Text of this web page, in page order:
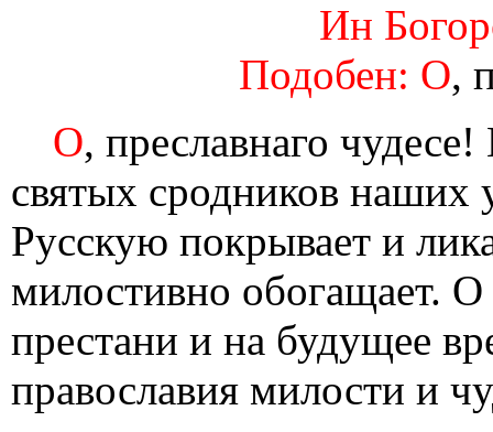
Ин
Подобен: О,
О, преславнаго
святых сродников
Русскую покрывает и
милостивно обогащает.
престани и на будущее
православия милости и